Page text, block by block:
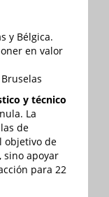
y Bélgica.
en valor
y técnico
La
de
objetivo de
sino apoyar
para 22